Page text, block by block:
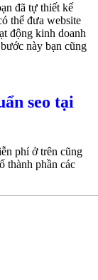
đã tự thiết kế
thể đưa website
động kinh doanh
này bạn cũng
seo tại
phí ở trên cũng
thành phần các